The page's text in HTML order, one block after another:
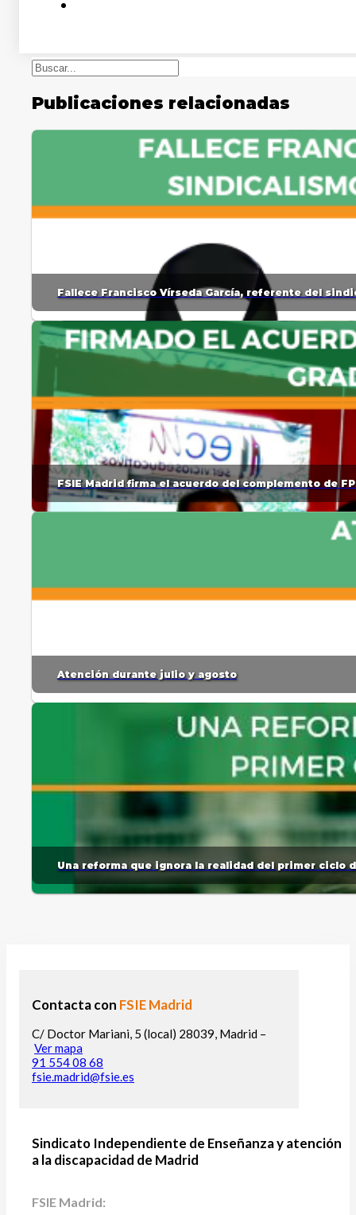
Buscar
Publicaciones relacionadas
Fallece Francisco Vírseda García, referente del
FSIE Madrid firma el acuerdo del complemento de
Atención durante julio y agosto
Una reforma que ignora la realidad del primer ciclo
Contacta con FSIE Madrid
C/ Doctor Mariani, 5 (local) 28039, Madrid –
Ver mapa
91 554 08 68
fsie.madrid@fsie.es
Sindicato Independiente de Enseñanza y atención
a la discapacidad de Madrid
FSIE Madrid: